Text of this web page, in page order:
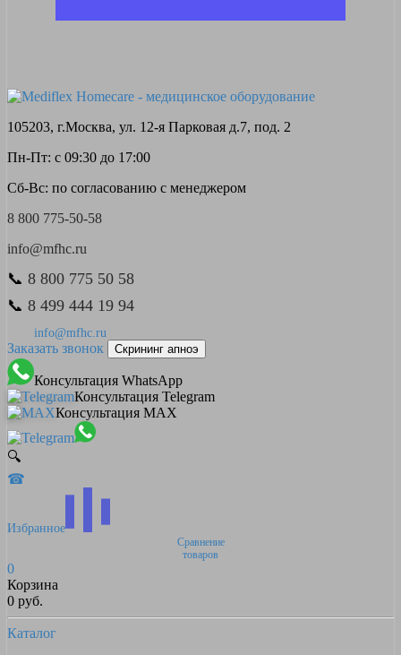
105203, г.Москва, ул. 12-я Парковая д.7, под. 2
Пн-Пт: с 09:30 до 17:00
Сб-Вс: по согласованию с менеджером
8 800 775-50-58
info@mfhc.ru
📞 8 800 775 50 58
📞 8 499 444 19 94
info@mfhc.ru
Заказать звонок Скрининг апноэ
Консультация WhatsApp
Консультация Telegram
Консультация MAX
🔍
☎
Избранное
Сравнение
товаров
0
Корзина
0 руб.
Каталог